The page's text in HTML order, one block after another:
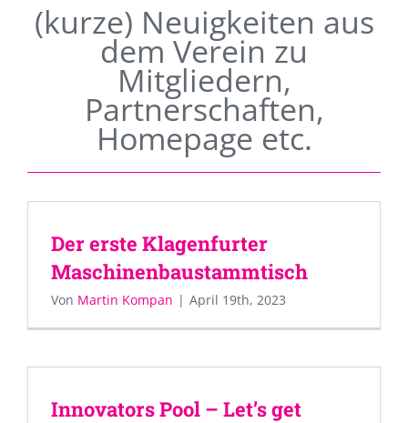
(kurze) Neuigkeiten aus
dem Verein zu
Mitgliedern,
Partnerschaften,
Homepage etc.
Der erste Klagenfurter
Maschinenbaustammtisch
Von Martin Kompan | April 19th, 2023
Innovators Pool – Let’s get